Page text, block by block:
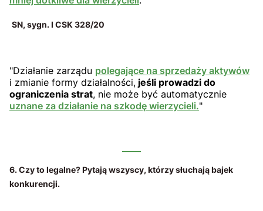
SN, sygn. I CSK 328/20
"Działanie zarządu polegające na sprzedaży aktywów
i zmianie formy działalności, jeśli prowadzi do
ograniczenia strat, nie może być automatycznie
uznane za działanie na szkodę wierzycieli."
6. Czy to legalne? Pytają wszyscy, którzy słuchają bajek
konkurencji.